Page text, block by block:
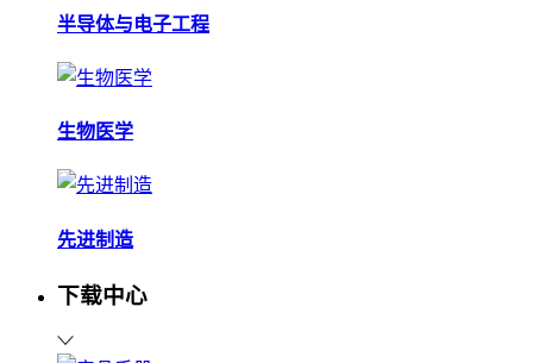
半导体与电子工程
生物医学
先进制造
下载中心